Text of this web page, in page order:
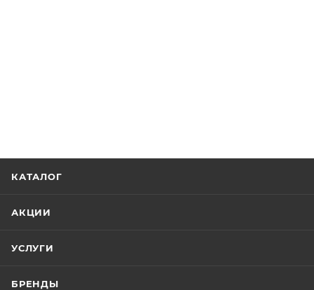
КАТАЛОГ
АКЦИИ
УСЛУГИ
БРЕНДЫ